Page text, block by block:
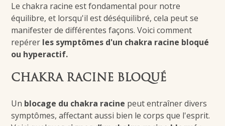
Le chakra racine est fondamental pour notre
équilibre, et lorsqu'il est déséquilibré, cela peut se
manifester de différentes façons. Voici comment
repérer les symptômes d'un chakra racine bloqué
ou hyperactif.
CHAKRA RACINE BLOQUÉ
Un blocage du chakra racine peut entraîner divers
symptômes, affectant aussi bien le corps que l'esprit.